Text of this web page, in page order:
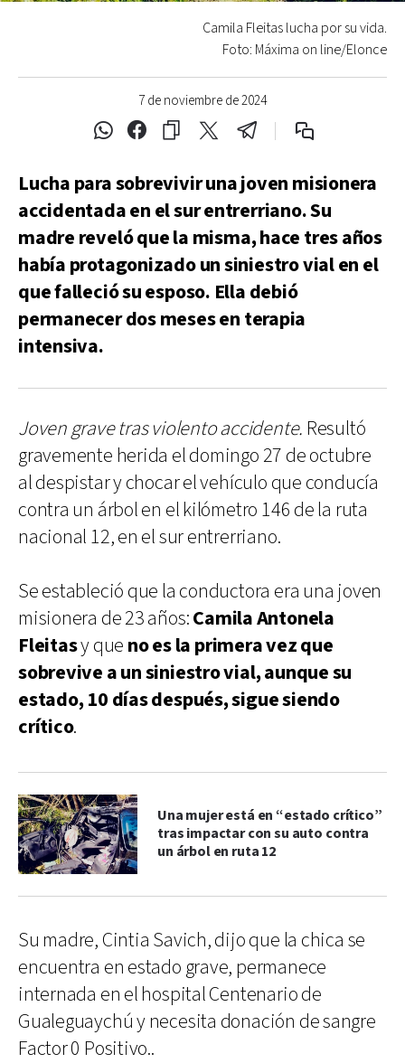
7 de noviembre de 2024
Camila Fleitas lucha por su vida.
Foto: Máxima on line/Elonce
Lucha para sobrevivir una joven misionera
accidentada en el sur entrerriano. Su
madre reveló que la misma, hace tres años
había protagonizado un siniestro vial en el
que falleció su esposo. Ella debió
permanecer dos meses en terapia
intensiva.
Joven grave tras violento accidente. Resultó
gravemente herida el domingo 27 de octubre
al despistar y chocar el vehículo que conducía
contra un árbol en el kilómetro 146 de la ruta
nacional 12, en el sur entrerriano.
Se estableció que la conductora era una joven
misionera de 23 años:Camila Antonela
Fleitasy que no es la primera vez que
sobrevive a un siniestro vial, aunque su
estado, 10 días después, sigue siendo
crítico.
Una mujer está en “estado crítico”
tras impactar con su auto contra
un árbol en ruta 12
Su madre, Cintia Savich, dijo que la chica se
encuentra en estado grave, permanece
internada en el hospital Centenario de
Gualeguaychú y necesita donación de sangre
Factor 0 Positivo..